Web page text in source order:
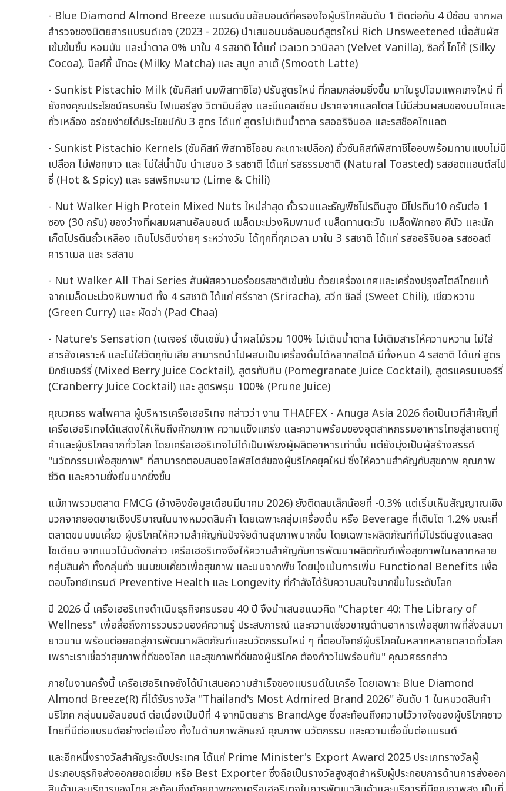
- Blue Diamond Almond Breeze แบรนด์นมอัลมอนด์ที่ครองใจผู้บริโภคอันดับ 1 ติดต่อกัน 4 ปีซ้อน จากผล
สำรวจของนิตยสารแบรนด์เอจ (2023 - 2026) นำเสนอนมอัลมอนด์สูตรใหม่ Rich Unsweetened เนื้อสัมผัส
เข้มข้นขึ้น หอมมัน และน้ำตาล 0% มาใน 4 รสชาติ ได้แก่ เวลเวท วานิลลา (Velvet Vanilla), ซิลกี้ โกโก้ (Silky
Cocoa), มิลค์กี้ มัทฉะ (Milky Matcha) และ สมูท ลาเต้ (Smooth Latte)
- Sunkist Pistachio Milk (ซันคิสท์ นมพิสทาชิโอ) ปรับสูตรใหม่ ที่กลมกล่อมยิ่งขึ้น มาในรูปโฉมแพคเกจใหม่ ที่
ยังคงคุณประโยชน์ครบครัน ไฟเบอร์สูง วิตามินอีสูง และมีแคลเซียม ปราศจากแลคโตส ไม่มีส่วนผสมของนมโคและ
ถั่วเหลือง อร่อยง่ายได้ประโยชน์กับ 3 สูตร ได้แก่ สูตรไม่เติมน้ำตาล รสออริจินอล และรสช็อคโกแลต
- Sunkist Pistachio Kernels (ซันคิสท์ พิสทาชิโออบ กะเทาะเปลือก) ถั่วซันคิสท์พิสทาชิโออบพร้อมทานแบบไม่มี
เปลือก ไม่ฟอกขาว และ ไม่ใส่น้ำมัน นำเสนอ 3 รสชาติ ได้แก่ รสธรรมชาติ (Natural Toasted) รสฮอตแอนด์สไป
ซี่ (Hot & Spicy) และ รสพริกมะนาว (Lime & Chili)
- Nut Walker High Protein Mixed Nuts ใหม่ล่าสุด ถั่วรวมและธัญพืชโปรตีนสูง มีโปรตีน10 กรัมต่อ 1
ซอง (30 กรัม) ของว่างที่ผสมผสานอัลมอนด์ เมล็ดมะม่วงหิมพานต์ เมล็ดทานตะวัน เมล็ดฟักทอง คีนัว และนัก
เก็ตโปรตีนถั่วเหลือง เติมโปรตีนง่ายๆ ระหว่างวัน ได้ทุกที่ทุกเวลา มาใน 3 รสชาติ ได้แก่ รสออริจินอล รสซอลต์
คาราเมล และ รสลาบ
- Nut Walker All Thai Series สัมผัสความอร่อยรสชาติเข้มข้น ด้วยเครื่องเทศและเครื่องปรุงสไตล์ไทยแท้
จากเมล็ดมะม่วงหิมพานต์ ทั้ง 4 รสชาติ ได้แก่ ศรีราชา (Sriracha), สวีท ชิลลี่ (Sweet Chili), เขียวหวาน
(Green Curry) และ ผัดฉ่า (Pad Chaa)
- Nature's Sensation (เนเจอร์ เซ็นเซชั่น) น้ำผลไม้รวม 100% ไม่เติมน้ำตาล ไม่เติมสารให้ความหวาน ไม่ใส่
สารสังเคราะห์ และไม่ใส่วัตถุกันเสีย สามารถนำไปผสมเป็นเครื่องดื่มได้หลากสไตล์ มีทั้งหมด 4 รสชาติ ได้แก่ สูตร
มิกซ์เบอร์รี่ (Mixed Berry Juice Cocktail), สูตรทับทิม (Pomegranate Juice Cocktail), สูตรแครนเบอร์รี่
(Cranberry Juice Cocktail) และ สูตรพรุน 100% (Prune Juice)
คุณวศธร พลไพศาล ผู้บริหารเครือเฮอริเทจ กล่าวว่า งาน THAIFEX - Anuga Asia 2026 ถือเป็นเวทีสำคัญที่
เครือเฮอริเทจได้แสดงให้เห็นถึงศักยภาพ ความแข็งแกร่ง และความพร้อมของอุตสาหกรรมอาหารไทยสู่สายตาคู่
ค้าและผู้บริโภคจากทั่วโลก โดยเครือเฮอริเทจไม่ได้เป็นเพียงผู้ผลิตอาหารเท่านั้น แต่ยังมุ่งเป็นผู้สร้างสรรค์
"นวัตกรรมเพื่อสุขภาพ" ที่สามารถตอบสนองไลฟ์สไตล์ของผู้บริโภคยุคใหม่ ซึ่งให้ความสำคัญกับสุขภาพ คุณภาพ
ชีวิต และความยั่งยืนมากยิ่งขึ้น
แม้ภาพรวมตลาด FMCG (อ้างอิงข้อมูลเดือนมีนาคม 2026) ยังติดลบเล็กน้อยที่ -0.3% แต่เริ่มเห็นสัญญาณเชิง
บวกจากยอดขายเชิงปริมาณในบางหมวดสินค้า โดยเฉพาะกลุ่มเครื่องดื่ม หรือ Beverage ที่เติบโต 1.2% ขณะที่
ตลาดขนมขบเคี้ยว ผู้บริโภคให้ความสำคัญกับปัจจัยด้านสุขภาพมากขึ้น โดยเฉพาะผลิตภัณฑ์ที่มีโปรตีนสูงและลด
โซเดียม จากแนวโน้มดังกล่าว เครือเฮอริเทจจึงให้ความสำคัญกับการพัฒนาผลิตภัณฑ์เพื่อสุขภาพในหลากหลาย
กลุ่มสินค้า ทั้งกลุ่มถั่ว ขนมขบเคี้ยวเพื่อสุขภาพ และนมจากพืช โดยมุ่งเน้นการเพิ่ม Functional Benefits เพื่อ
ตอบโจทย์เทรนด์ Preventive Health และ Longevity ที่กำลังได้รับความสนใจมากขึ้นในระดับโลก
ปี 2026 นี้ เครือเฮอริเทจดำเนินธุรกิจครบรอบ 40 ปี จึงนำเสนอแนวคิด "Chapter 40: The Library of
Wellness" เพื่อสื่อถึงการรวบรวมองค์ความรู้ ประสบการณ์ และความเชี่ยวชาญด้านอาหารเพื่อสุขภาพที่สั่งสมมา
ยาวนาน พร้อมต่อยอดสู่การพัฒนาผลิตภัณฑ์และนวัตกรรมใหม่ ๆ ที่ตอบโจทย์ผู้บริโภคในหลากหลายตลาดทั่วโลก
เพราะเราเชื่อว่าสุขภาพที่ดีของโลก และสุขภาพที่ดีของผู้บริโภค ต้องก้าวไปพร้อมกัน" คุณวศธรกล่าว
ภายในงานครั้งนี้ เครือเฮอริเทจยังได้นำเสนอความสำเร็จของแบรนด์ในเครือ โดยเฉพาะ Blue Diamond
Almond Breeze(R) ที่ได้รับรางวัล "Thailand's Most Admired Brand 2026" อันดับ 1 ในหมวดสินค้า
บริโภค กลุ่มนมอัลมอนด์ ต่อเนื่องเป็นปีที่ 4 จากนิตยสาร BrandAge ซึ่งสะท้อนถึงความไว้วางใจของผู้บริโภคชาว
ไทยที่มีต่อแบรนด์อย่างต่อเนื่อง ทั้งในด้านภาพลักษณ์ คุณภาพ นวัตกรรม และความเชื่อมั่นต่อแบรนด์
และอีกหนึ่งรางวัลสำคัญระดับประเทศ ได้แก่ Prime Minister's Export Award 2025 ประเภทรางวัลผู้
ประกอบธุรกิจส่งออกยอดเยี่ยม หรือ Best Exporter ซึ่งถือเป็นรางวัลสูงสุดสำหรับผู้ประกอบการด้านการส่งออก